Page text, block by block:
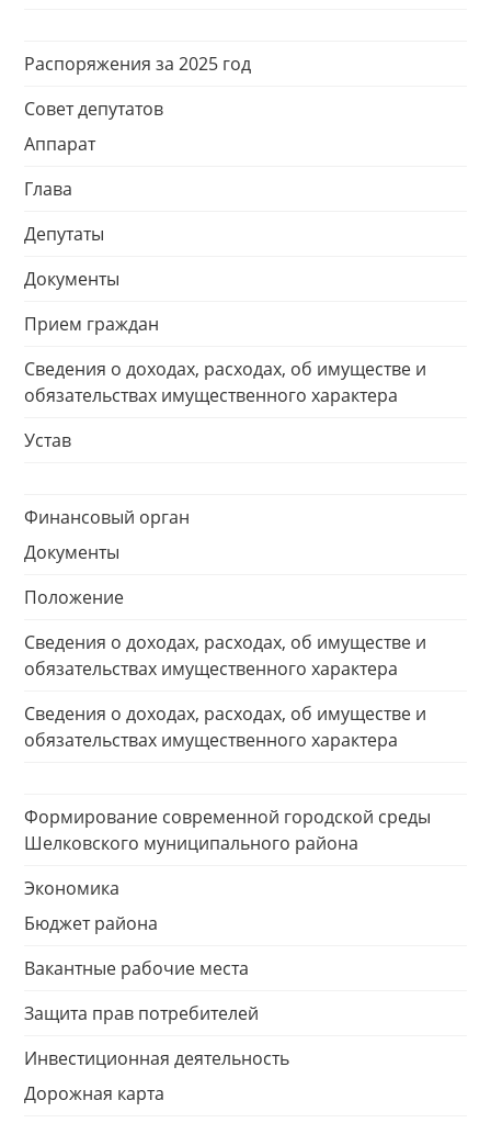
Распоряжения за 2025 год
Совет депутатов
Аппарат
Глава
Депутаты
Документы
Прием граждан
Сведения о доходах, расходах, об имуществе и
обязательствах имущественного характера
Устав
Финансовый орган
Документы
Положение
Сведения о доходах, расходах, об имуществе и
обязательствах имущественного характера
Сведения о доходах, расходах, об имуществе и
обязательствах имущественного характера
Формирование современной городской среды
Шелковского муниципального района
Экономика
Бюджет района
Вакантные рабочие места
Защита прав потребителей
Инвестиционная деятельность
Дорожная карта